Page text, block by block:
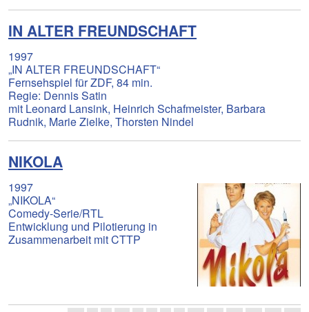
IN ALTER FREUNDSCHAFT
1997
„IN ALTER FREUNDSCHAFT“
Fernsehspiel für ZDF, 84 min.
Regie: Dennis Satin
mit Leonard Lansink, Heinrich Schafmeister, Barbara
Rudnik, Marie Zielke, Thorsten Nindel
NIKOLA
1997
„NIKOLA“
Comedy-Serie/RTL
Entwicklung und Pilotierung in
Zusammenarbeit mit CTTP